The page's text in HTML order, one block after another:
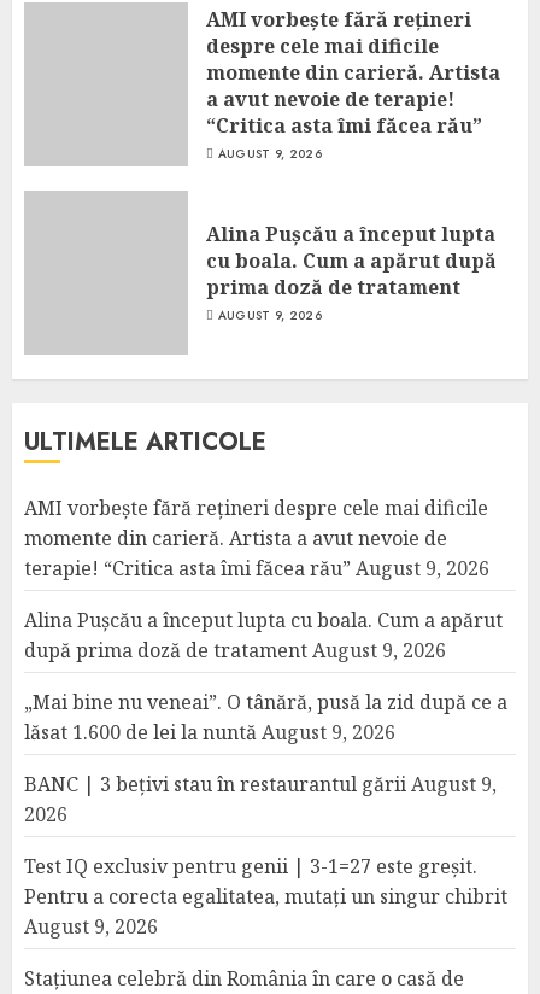
AMI vorbește fără rețineri
despre cele mai dificile
momente din carieră. Artista
a avut nevoie de terapie!
“Critica asta îmi făcea rău”
AUGUST 9, 2026
Alina Pușcău a început lupta
cu boala. Cum a apărut după
prima doză de tratament
AUGUST 9, 2026
ULTIMELE ARTICOLE
AMI vorbește fără rețineri despre cele mai dificile
momente din carieră. Artista a avut nevoie de
terapie! “Critica asta îmi făcea rău” August 9, 2026
Alina Pușcău a început lupta cu boala. Cum a apărut
după prima doză de tratamentAugust 9, 2026
„Mai bine nu veneai”. O tânără, pusă la zid după ce a
lăsat 1.600 de lei la nuntăAugust 9, 2026
BANC | 3 bețivi stau în restaurantul găriiAugust 9,
2026
Test IQ exclusiv pentru genii | 3-1=27 este greșit.
Pentru a corecta egalitatea, mutați un singur chibrit
August 9, 2026
Stațiunea celebră din România în care o casă de